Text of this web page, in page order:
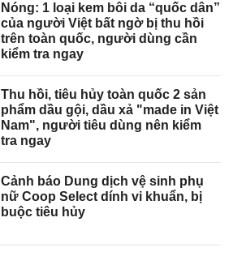
Nóng: 1 loại kem bôi da “quốc dân”
của người Việt bất ngờ bị thu hồi
trên toàn quốc, người dùng cần
kiểm tra ngay
Thu hồi, tiêu hủy toàn quốc 2 sản
phẩm dầu gội, dầu xả "made in Việt
Nam", người tiêu dùng nên kiểm
tra ngay
Cảnh báo Dung dịch vệ sinh phụ
nữ Coop Select dính vi khuẩn, bị
buộc tiêu hủy